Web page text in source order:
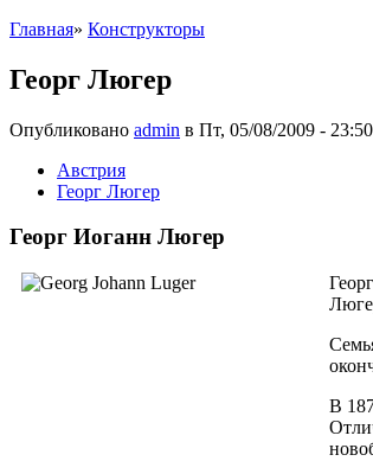
Главная» Конструкторы
Георг Люгер
Опубликовано admin в Пт, 05/08/2009 - 23:50
Австрия
Георг Люгер
Георг Иоганн Люгер
В